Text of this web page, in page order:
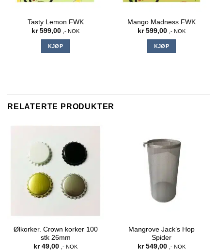
Tasty Lemon FWK
kr599,00 ,- NOK
KJØP
Mango Madness FWK
kr599,00 ,- NOK
KJØP
RELATERTE PRODUKTER
Ølkorker. Crown korker 100
stk 26mm
kr49,00 ,- NOK
Mangrove Jack’s Hop
Spider
kr549,00 ,- NOK